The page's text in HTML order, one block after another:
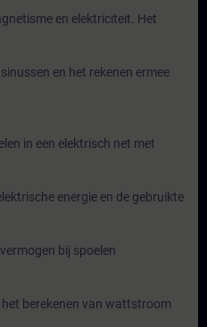
en elektriciteit. Het
en het rekenen ermee
in een elektrisch net met
energie en de gebruikte
bij spoelen
berekenen van wattstroom